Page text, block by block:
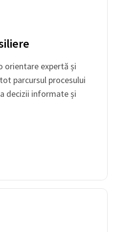
orientare expertă și
parcursul procesului
decizii informate și